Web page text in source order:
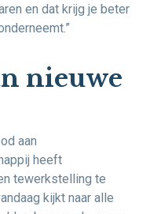
en dat krijg je beter
nieuwe
aan
heeft
tewerkstelling te
kijkt naar alle